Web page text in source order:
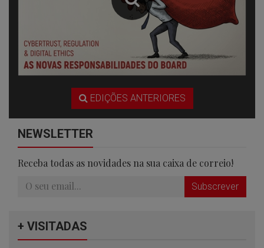
EDIÇÕES ANTERIORES
NEWSLETTER
Receba todas as novidades na sua caixa de correio!
Subscrever
+ VISITADAS